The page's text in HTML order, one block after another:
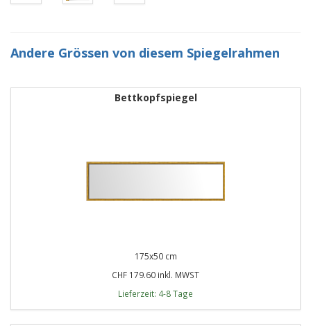
Andere Grössen von diesem Spiegelrahmen
Bettkopfspiegel
175x50 cm
CHF 179.60 inkl. MWST
Lieferzeit: 4-8 Tage